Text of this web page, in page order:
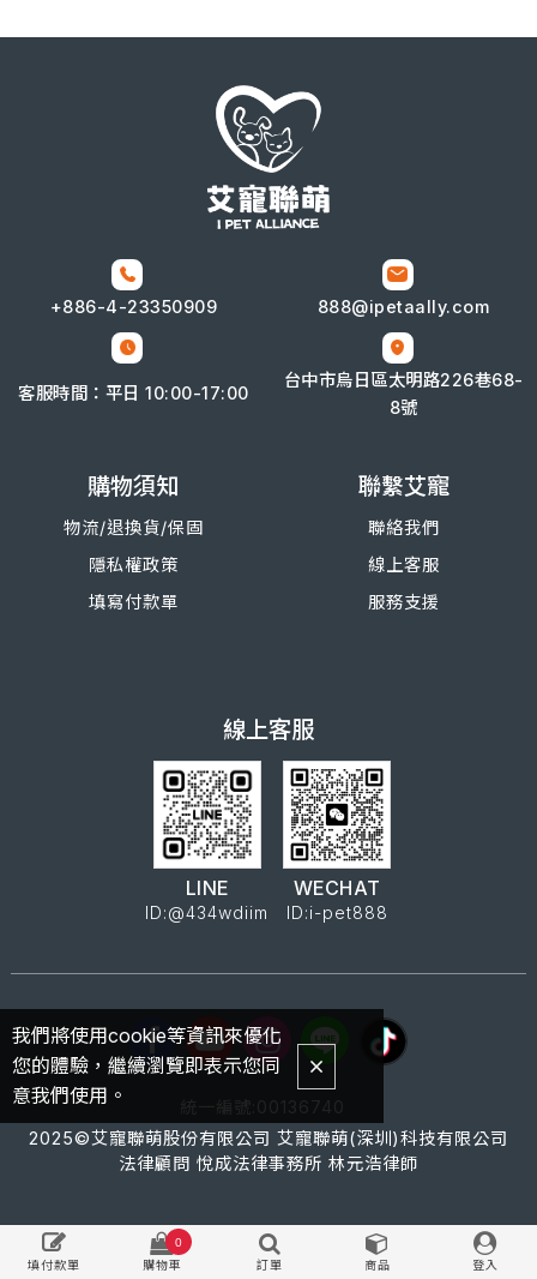
+886-4-23350909 888@ipetaally.com
客服時間：平日 10:00-17:00
台中市烏日區太明路226巷68-
8號
購物須知
物流/退換貨/保固
隱私權政策
填寫付款單
聯繫艾寵
聯絡我們
線上客服
服務支援
線上客服
LINE
ID:@434wdiim
WECHAT
ID:i-pet888
2025©艾寵聯萌股份有限公司 艾寵聯萌(深圳)科技有限公司
法律顧問 悅成法律事務所 林元浩律師
填付款單 購物車
0
訂單 商品 登入
我們將使用cookie等資訊來優化
您的體驗，繼續瀏覽即表示您同
意我們使用。